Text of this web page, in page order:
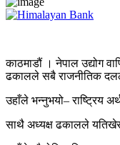
काठमाडौं । नेपाल उद्योग
ढकालले सबै राजनीतिक
उहाँले भन्नुभयो– राष्ट्रिय
साथै अध्यक्ष ढकालले यतिखेर